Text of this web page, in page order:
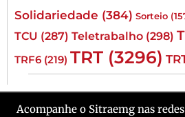
Solidariedade (384) Sorteio
TCU (287) Teletrabalho (298)
TRF6 (219) TRT (3296)
Acompanhe o Sitraemg nas redes